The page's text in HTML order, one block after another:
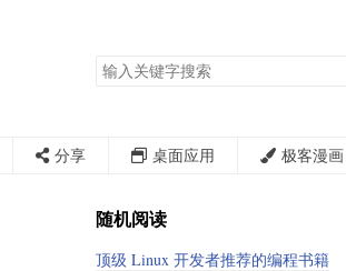
搜
索
分享
桌面应用 极客漫画
随机阅读
顶级 Linux 开发者推荐的编程书籍